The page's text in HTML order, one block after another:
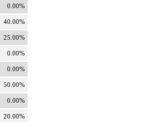
0.00%
40.00%
25.00%
0.00%
0.00%
50.00%
0.00%
20.00%